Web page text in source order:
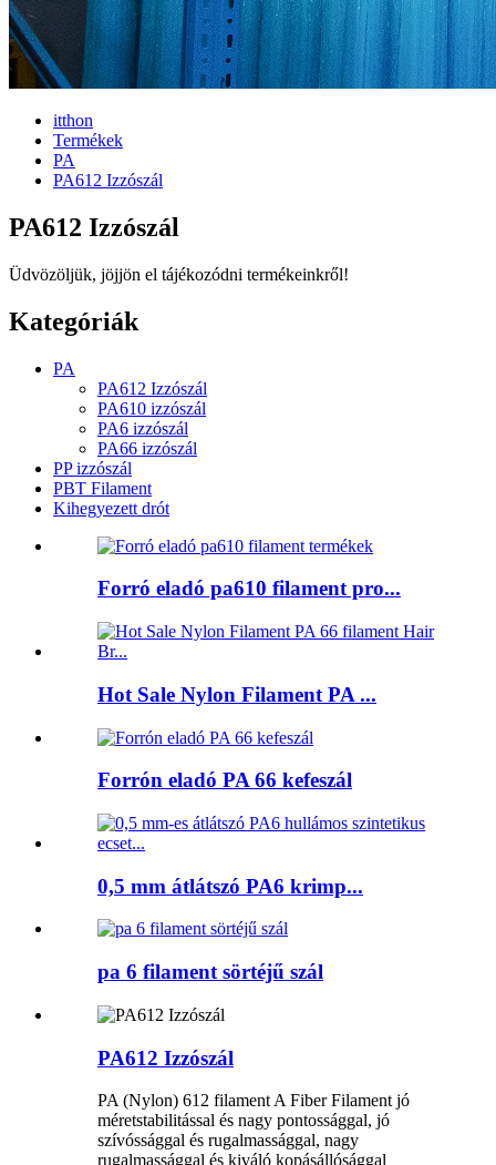
itthon
Termékek
PA
PA612 Izzószál
PA612 Izzószál
Üdvözöljük, jöjjön el tájékozódni termékeinkről!
Kategóriák
PA
PA612 Izzószál
PA610 izzószál
PA6 izzószál
PA66 izzószál
PP izzószál
PBT Filament
Kihegyezett drót
Forró eladó pa610 filament pro...
Hot Sale Nylon Filament PA ...
Forrón eladó PA 66 kefeszál
0,5 mm átlátszó PA6 krimp...
pa 6 filament sörtéjű szál
PA612 Izzószál
PA (Nylon) 612 filament A Fiber Filament jó
méretstabilitással és nagy pontossággal, jó
szívóssággal és rugalmassággal, nagy
rugalmassággal és kiváló kopásállósággal